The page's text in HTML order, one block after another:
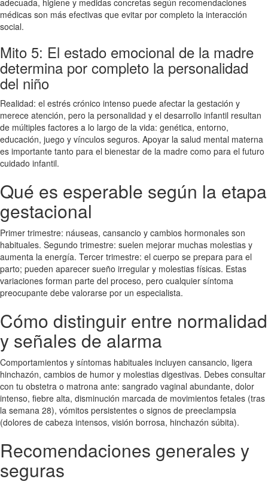
adecuada, higiene y medidas concretas según recomendaciones
médicas son más efectivas que evitar por completo la interacción
social.
Mito 5: El estado emocional de la madre
determina por completo la personalidad
del niño
Realidad: el estrés crónico intenso puede afectar la gestación y
merece atención, pero la personalidad y el desarrollo infantil resultan
de múltiples factores a lo largo de la vida: genética, entorno,
educación, juego y vínculos seguros. Apoyar la salud mental materna
es importante tanto para el bienestar de la madre como para el futuro
cuidado infantil.
Qué es esperable según la etapa
gestacional
Primer trimestre: náuseas, cansancio y cambios hormonales son
habituales. Segundo trimestre: suelen mejorar muchas molestias y
aumenta la energía. Tercer trimestre: el cuerpo se prepara para el
parto; pueden aparecer sueño irregular y molestias físicas. Estas
variaciones forman parte del proceso, pero cualquier síntoma
preocupante debe valorarse por un especialista.
Cómo distinguir entre normalidad
y señales de alarma
Comportamientos y síntomas habituales incluyen cansancio, ligera
hinchazón, cambios de humor y molestias digestivas. Debes consultar
con tu obstetra o matrona ante: sangrado vaginal abundante, dolor
intenso, fiebre alta, disminución marcada de movimientos fetales (tras
la semana 28), vómitos persistentes o signos de preeclampsia
(dolores de cabeza intensos, visión borrosa, hinchazón súbita).
Recomendaciones generales y
seguras